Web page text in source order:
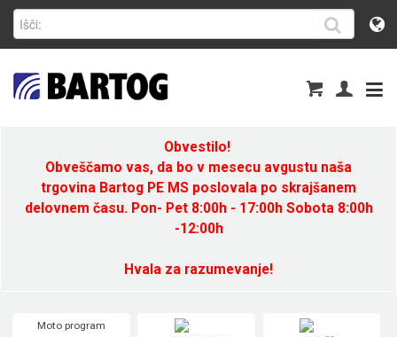
Obvestilo!
Obveščamo vas, da bo v mesecu avgustu naša
trgovina Bartog PE MS poslovala po skrajšanem
delovnem času. Pon- Pet 8:00h - 17:00h Sobota 8:00h
-12:00h
Hvala za razumevanje!
Moto program